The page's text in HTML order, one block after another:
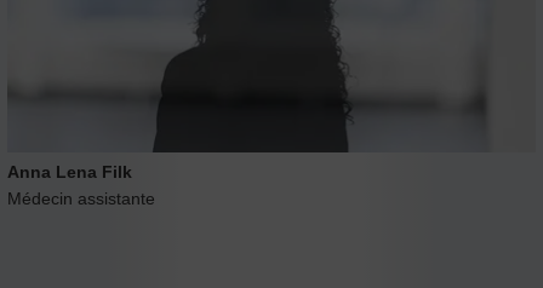
Anna Lena Filk
Médecin assistante